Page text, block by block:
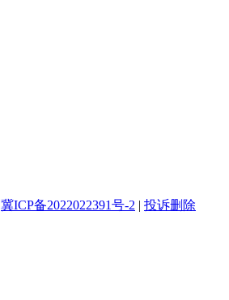
冀ICP备2022022391号-2 | 投诉删除